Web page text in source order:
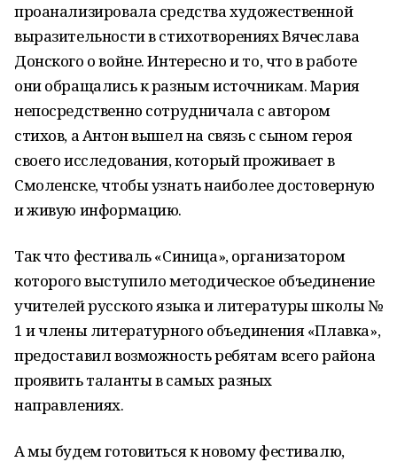
проанализировала средства художественной
выразительности в стихотворениях Вячеслава
Донского о войне. Интересно и то, что в работе
они обращались к разным источникам. Мария
непосредственно сотрудничала с автором
стихов, а Антон вышел на связь с сыном героя
своего исследования, который проживает в
Смоленске, чтобы узнать наиболее достоверную
и живую информацию.
Так что фестиваль «Синица», организатором
которого выступило методическое объединение
учителей русского языка и литературы школы №
1 и члены литературного объединения «Плавка»,
предоставил возможность ребятам всего района
проявить таланты в самых разных
направлениях.
А мы будем готовиться к новому фестивалю,